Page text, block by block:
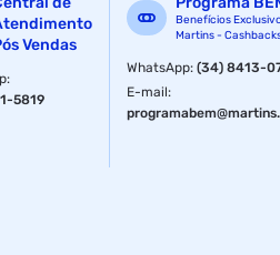
Vendas
:
5819
Benefícios
Martins -
WhatsApp:(34) 8413-
E-mail: